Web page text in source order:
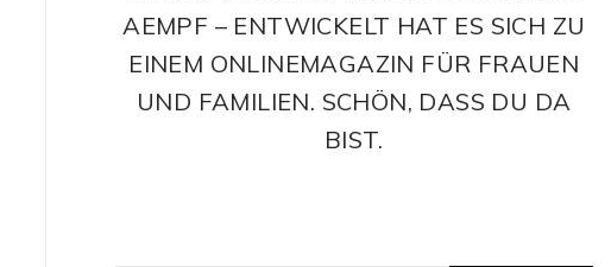
AEMPF – ENTWICKELT HAT ES SICH ZU
EINEM ONLINEMAGAZIN FÜR FRAUEN
UND FAMILIEN. SCHÖN, DASS DU DA
BIST.